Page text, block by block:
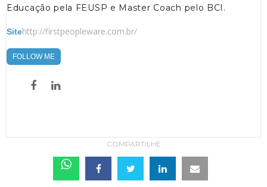
Educação pela FEUSP e Master Coach pelo BCI.
Sitehttp://firstpeopleware.com.br/
FOLLOW ME
COMPARTILHE